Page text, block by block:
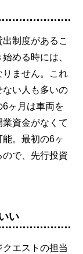
制度があるこ
める時には、
ません。これ
ない人も多いの
ヶ月は車両を
資金がなくて
。最初の6ヶ
で、先行投資
い
エストの担当